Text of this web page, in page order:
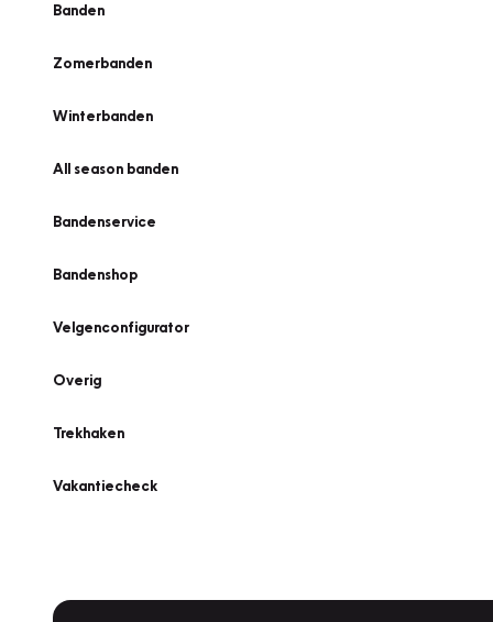
Banden
Zomerbanden
Winterbanden
All season banden
Bandenservice
Bandenshop
Velgenconfigurator
Overig
Trekhaken
Vakantiecheck